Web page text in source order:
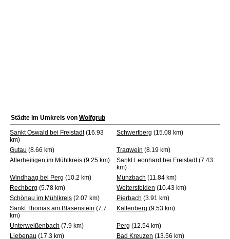
Städte im Umkreis von Wolfgrub
Sankt Oswald bei Freistadt(16.93
km)
Schwertberg (15.08 km)
Gutau (8.66 km) Tragwein (8.19 km)
Allerheiligen im Mühlkreis (9.25 km) Sankt Leonhard bei Freistadt(7.43
km)
Windhaag bei Perg (10.2 km) Münzbach (11.84 km)
Rechberg (5.78 km) Weitersfelden (10.43 km)
Schönau im Mühlkreis (2.07 km) Pierbach (3.91 km)
Sankt Thomas am Blasenstein (7.7
km)
Kaltenberg (9.53 km)
Unterweißenbach (7.9 km) Perg (12.54 km)
Liebenau (17.3 km) Bad Kreuzen (13.56 km)